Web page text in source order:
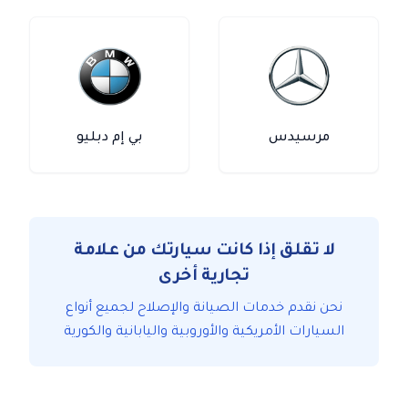
مرسيدس بي إم دبليو
لا تقلق إذا كانت سيارتك من علامة
تجارية أخرى
نحن نقدم خدمات الصيانة والإصلاح لجميع أنواع
السيارات الأمريكية والأوروبية واليابانية والكورية